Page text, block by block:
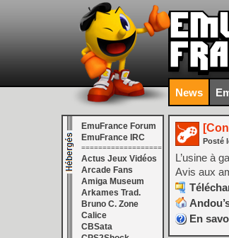
News
EmuFrance Forum
EmuFrance IRC
===================
Actus Jeux Vidéos
Arcade Fans
Amiga Museum
Arkames Trad.
Bruno C. Zone
Calice
CBSata
Posté
L’usine à
Avis aux
En